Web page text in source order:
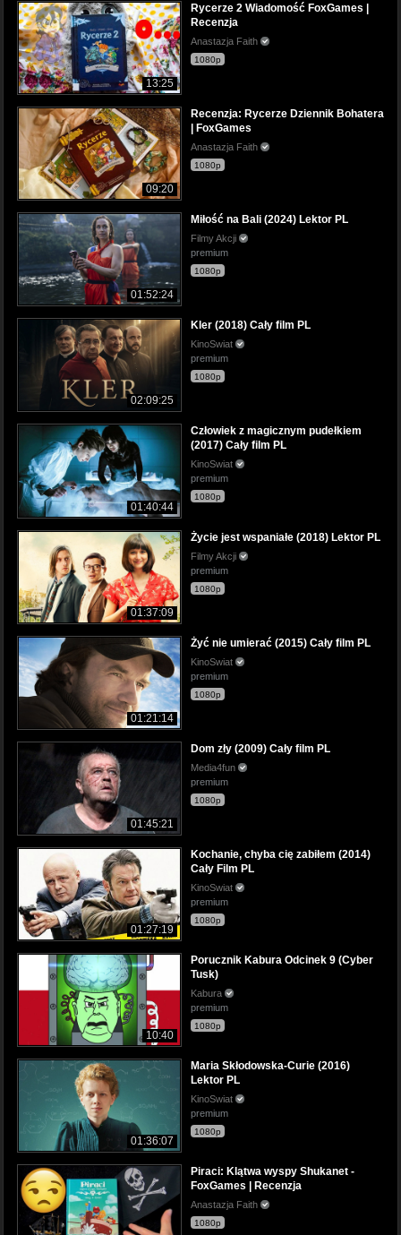
13:25
Rycerze 2 Wiadomość FoxGames |
Recenzja
Anastazja Faith
1080p
09:20
Recenzja: Rycerze Dziennik Bohatera
| FoxGames
Anastazja Faith
1080p
01:52:24
Miłość na Bali (2024) Lektor PL
Filmy Akcji
premium
1080p
02:09:25
Kler (2018) Cały film PL
KinoSwiat
premium
1080p
01:40:44
Człowiek z magicznym pudełkiem
(2017) Cały film PL
KinoSwiat
premium
1080p
01:37:09
Życie jest wspaniałe (2018) Lektor PL
Filmy Akcji
premium
1080p
01:21:14
Żyć nie umierać (2015) Cały film PL
KinoSwiat
premium
1080p
01:45:21
Dom zły (2009) Cały film PL
Media4fun
premium
1080p
01:27:19
Kochanie, chyba cię zabiłem (2014)
Cały Film PL
KinoSwiat
premium
1080p
10:40
Porucznik Kabura Odcinek 9 (Cyber
Tusk)
Kabura
premium
1080p
01:36:07
Maria Skłodowska-Curie (2016)
Lektor PL
KinoSwiat
premium
1080p
Piraci: Klątwa wyspy Shukanet -
FoxGames | Recenzja
Anastazja Faith
1080p